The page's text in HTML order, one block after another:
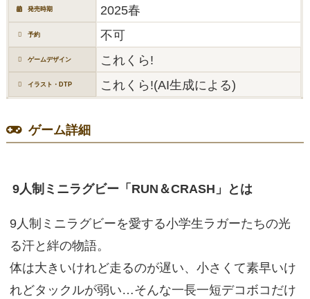
発売時期 2025春
予約 不可
ゲームデザイン これくら!
イラスト・DTP これくら!(AI生成による)
ゲーム詳細
9人制ミニラグビー「RUN＆CRASH」とは
9人制ミニラグビーを愛する小学生ラガーたちの光
る汗と絆の物語。
体は大きいけれど走るのが遅い、小さくて素早いけ
れどタックルが弱い…そんな一長一短デコボコだけ